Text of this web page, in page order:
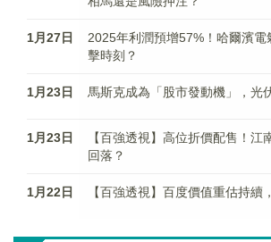
1月27日
2025年利潤預增57%！哈爾濱電
擊時刻？
1月23日 馬斯克成為「股市發動機」，光
1月23日
【百強透視】高位折價配售！江
回落？
1月22日 【百強透視】百度價值重估持續